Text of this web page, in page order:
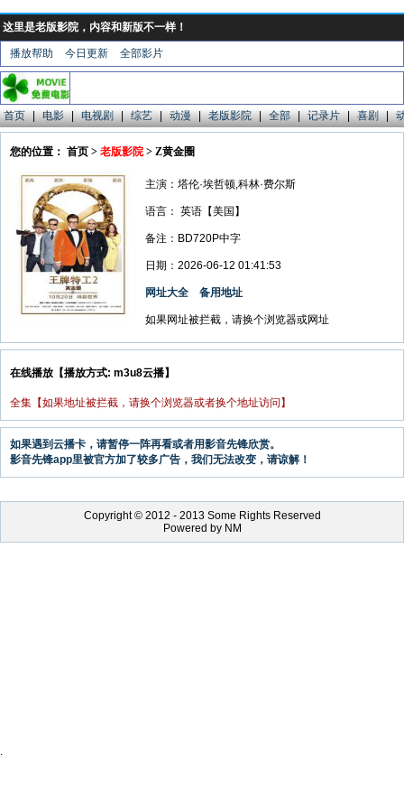
这里是老版影院，内容和新版不一样！
播放帮助 今日更新 全部影片
首页 | 电影 | 电视剧 | 综艺 | 动漫 | 老版影院 | 全部 | 记录片 | 喜剧 |
您的位置： 首页 > 老版影院 > Z黄金圈
主演：塔伦·埃哲顿,科林·费尔斯
语言： 英语【美国】
备注：BD720P中字
日期：2026-06-12 01:41:53
网址大全 备用地址
如果网址被拦截，请换个浏览器或网址
在线播放【播放方式: m3u8云播】
全集【如果地址被拦截，请换个浏览器或者换个地址访问】
如果遇到云播卡，请暂停一阵再看或者用影音先锋欣赏。
影音先锋app里被官方加了较多广告，我们无法改变，请谅解！
Copyright © 2012 - 2013 Some Rights Reserved
Powered by NM
.